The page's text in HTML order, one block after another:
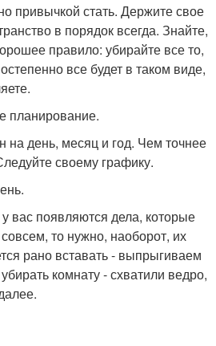
привычкой стать. Держите свое
в порядок всегда. Знайте,
правило: убирайте все то,
все будет в таком виде,
планирование.
на день, месяц и год. Чем точнее
своему графику.
вас появляются дела, которые
то нужно, наоборот, их
рано вставать - выпрыгиваем
комнату - схватили ведро,